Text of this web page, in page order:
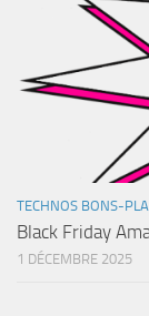
TECHNOS BONS-
Black Friday
1 DÉCEMBRE 2025